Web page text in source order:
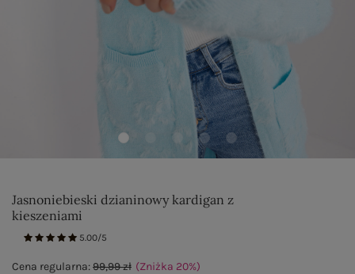
Jasnoniebieski dzianinowy kardigan z
kieszeniami
5.00/5
Cena regularna:99,99 zł (Zniżka 20%)